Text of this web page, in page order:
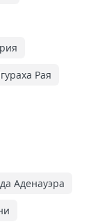
Рая
Аденауэра